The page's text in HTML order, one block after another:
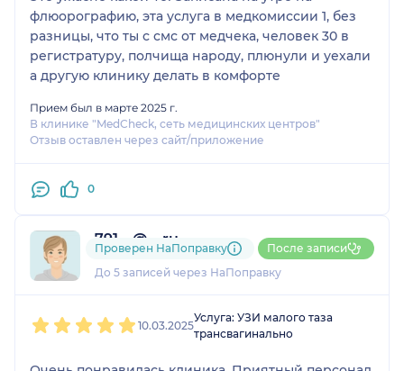
флюорографию, эта услуга в медкомиссии 1, без
разницы, что ты с смс от медчека, человек 30 в
регистратуру, полчища народу, плюнули и уехали
а другую клинику делать в комфорте
Прием был в марте 2025 г.
В клинике "MedCheck, сеть медицинских центров"
Отзыв оставлен через сайт/приложение
0
791....@....ru
1 отзыв
До 5 записей через НаПоправку
Проверен НаПоправку После записи
10.03.2025
Услуга: УЗИ малого таза
трансвагинально